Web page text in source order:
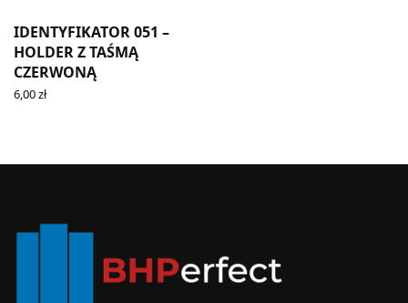
IDENTYFIKATOR 051 –
HOLDER Z TAŚMĄ
CZERWONĄ
6,00zł